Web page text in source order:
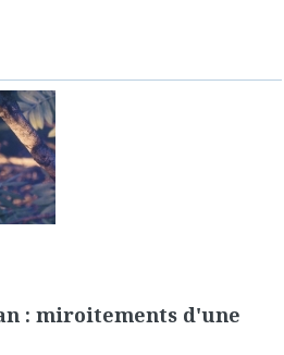
: miroitements d'une